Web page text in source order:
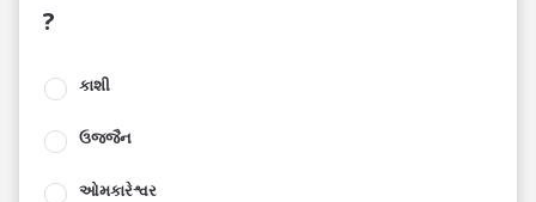
?
કાશી
ઉજ્જૈન
ઓમકારેશ્વર